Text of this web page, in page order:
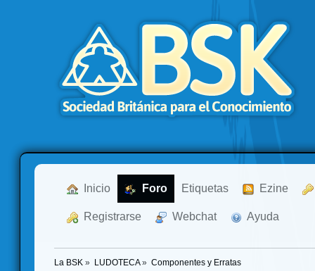
Inicio Foro Etiquetas Ezine
Registrarse Webchat Ayuda
La BSK » LUDOTECA» Componentes y Erratas